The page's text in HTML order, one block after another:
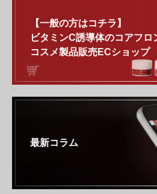
【一般の方はコチラ】
ビタミンC誘導体のコアフロ
コスメ製品販売ECショップ
最新コラム